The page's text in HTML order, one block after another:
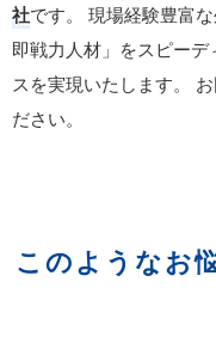
社です。
現場経験豊富
即戦力人材」をスピーデ
スを実現いたします。
ださい。
このようなお